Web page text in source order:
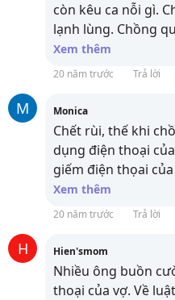
còn kêu ca nỗi gì.
lạnh lùng. Chồng
Xem thêm
20 năm trước Trả lời
M Monica
Chết rùi, thế khi
dụng điện thoại
giếm điện thọai
Xem thêm
20 năm trước Trả lời
H Hien'smom
Nhiều ông buồn
thoại của vợ. Về